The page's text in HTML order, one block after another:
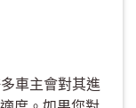
車主會對其進